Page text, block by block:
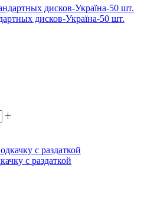
дисков-Україна-50 шт.
с раздаткой